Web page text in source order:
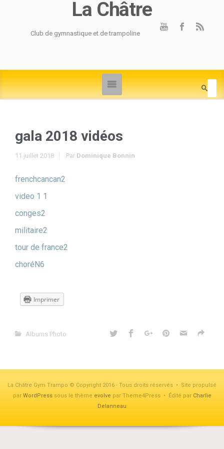
La Châtre
Club de gymnastique et de trampoline
gala 2018 vidéos
11 juillet 2018 Par Dominique Bonnin
frenchcancan2
video 1 1
conges2
militaire2
tour de france2
choréN6
Imprimer
Albums Photo
La Châtre Gym Trampo © Copyright 2016 - Tous droits réservés • Site propulsé
par WordPresssous le thème evolve par Theme4Press • Édité par Charlie
Delanneau